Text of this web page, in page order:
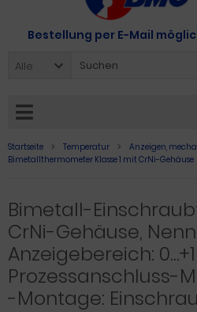
Bestellung per E-Mail
Alle
Startseite Temperatur Anzeigen,
Bimetallthermometer Klasse 1 mit CrNi-Gehäuse
Bimetall-
CrNi-Gehäuse,
Anzeigebereich:
Prozessanschluss-
-Montage: